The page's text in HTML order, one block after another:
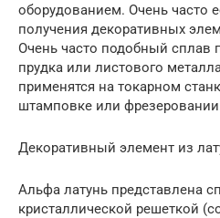
оборудованием. Очень часто
получения декоративных
Очень часто подобный сплав
прудка или листового
применятся на токарном
штамповке или
Декоративный элемент из
Альфа латунь представлена
кристаллической решеткой